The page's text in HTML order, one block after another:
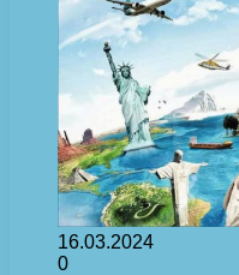
16.03.2024
0